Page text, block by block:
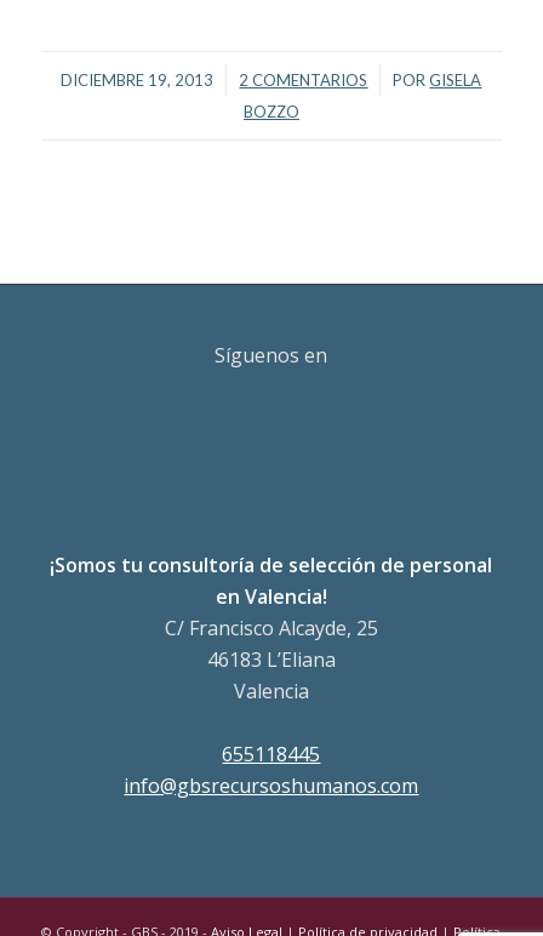
DICIEMBRE 19, 2013
/ 2 COMENTARIOS
/ PORGISELA
BOZZO
Síguenos en
¡Somos tu consultoría de selección de personal
en Valencia!
C/ Francisco Alcayde, 25
46183 L’Eliana
Valencia
655118445
info@gbsrecursoshumanos.com
© Copyright - GBS - 2019 - Aviso Legal | Política de privacidad | Política